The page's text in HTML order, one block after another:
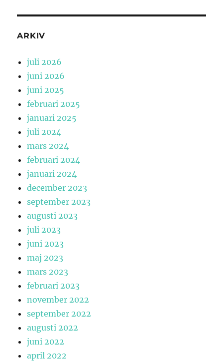
ARKIV
juli 2026
juni 2026
juni 2025
februari 2025
januari 2025
juli 2024
mars 2024
februari 2024
januari 2024
december 2023
september 2023
augusti 2023
juli 2023
juni 2023
maj 2023
mars 2023
februari 2023
november 2022
september 2022
augusti 2022
juni 2022
april 2022